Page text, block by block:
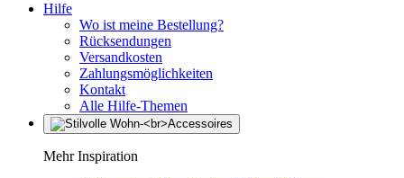
Hilfe
Wo ist meine Bestellung?
Rücksendungen
Versandkosten
Zahlungsmöglichkeiten
Kontakt
Alle Hilfe-Themen
Mehr Inspiration